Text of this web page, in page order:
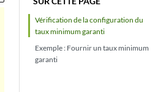
Vérification de la configuration du
taux minimum garanti
Exemple : Fournir un taux minimum
garanti